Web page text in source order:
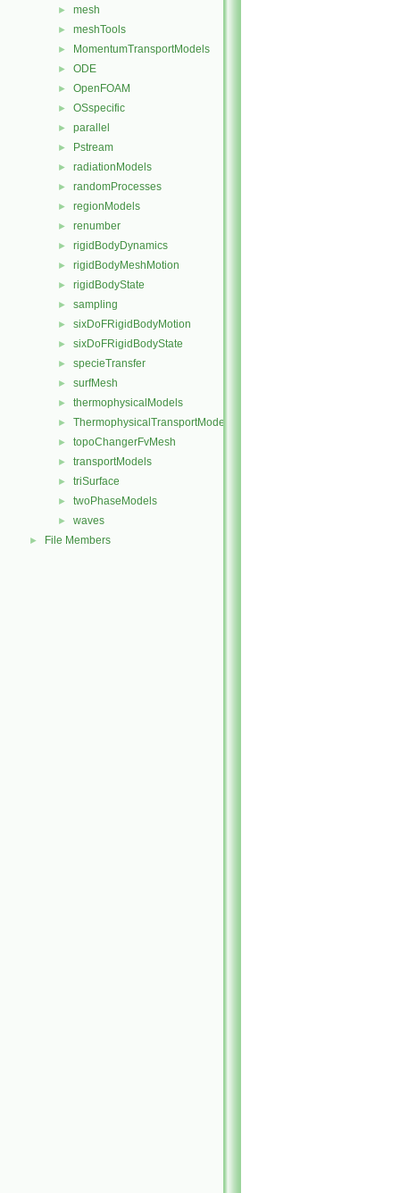
► mesh
► meshTools
► MomentumTransportModels
► ODE
► OpenFOAM
► OSspecific
► parallel
► Pstream
► radiationModels
► randomProcesses
► regionModels
► renumber
► rigidBodyDynamics
► rigidBodyMeshMotion
► rigidBodyState
► sampling
► sixDoFRigidBodyMotion
► sixDoFRigidBodyState
► specieTransfer
► surfMesh
► thermophysicalModels
► ThermophysicalTransportModels
► topoChangerFvMesh
► transportModels
► triSurface
► twoPhaseModels
► waves
► File Members